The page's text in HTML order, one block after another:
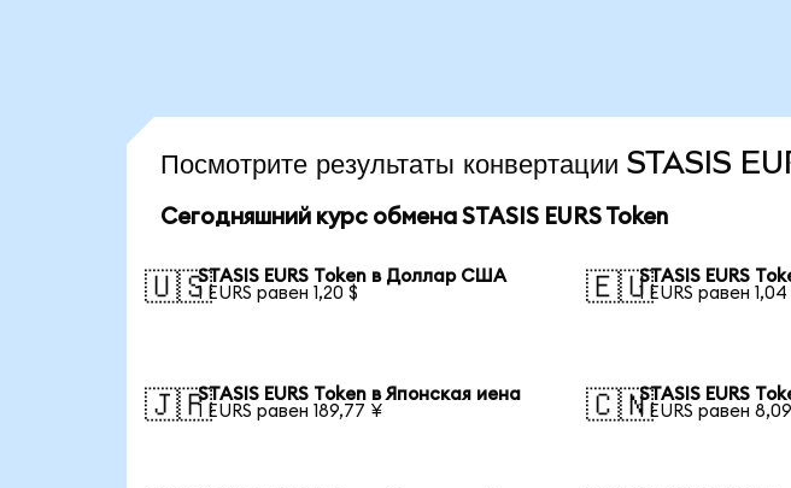
Посмотрите результаты конвертации STASIS
Сегодняшний курс обмена STASIS EURS Token
🇺🇸STASIS EURS Token в Доллар США
1 EURS равен 1,20 $
🇪🇺STASIS EURS
1 EURS равен
🇯🇵STASIS EURS Token в Японская иена
1 EURS равен 189,77 ¥
🇨🇳STASIS EURS
1 EURS равен